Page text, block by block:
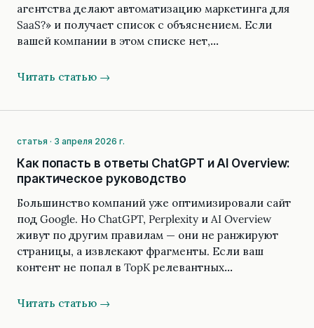
агентства делают автоматизацию маркетинга для
SaaS?» и получает список с объяснением. Если
вашей компании в этом списке нет,…
Читать статью →
статья · 3 апреля 2026 г.
Как попасть в ответы ChatGPT и AI Overview:
практическое руководство
Большинство компаний уже оптимизировали сайт
под Google. Но ChatGPT, Perplexity и AI Overview
живут по другим правилам — они не ранжируют
страницы, а извлекают фрагменты. Если ваш
контент не попал в TopK релевантных…
Читать статью →